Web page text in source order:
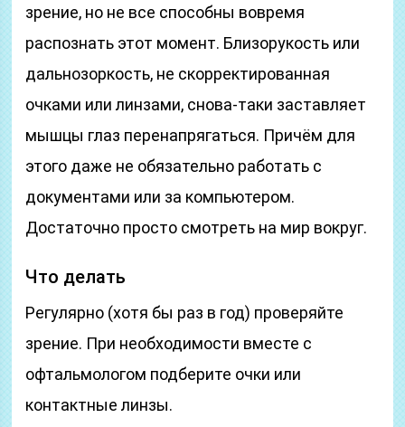
зрение, но не все способны вовремя
распознать этот момент. Близорукость или
дальнозоркость, не скорректированная
очками или линзами, снова-таки заставляет
мышцы глаз перенапрягаться. Причём для
этого даже не обязательно работать с
документами или за компьютером.
Достаточно просто смотреть на мир вокруг.
Что делать
Регулярно (хотя бы раз в год) проверяйте
зрение. При необходимости вместе с
офтальмологом подберите очки или
контактные линзы.